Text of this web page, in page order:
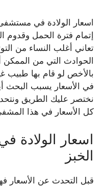
اسعار الولادة في مستشفى
إتمام فترة الحمل وقدوم
تعاني أغلب النساء من
الحوادث التي من
بالأخص لو قام بها طبيب
في الأسعار يسبب البحث
نختصر عليك الطريق
كل الأسعار في هذا
اسعار الولادة
الخبز
قبل التحدث عن الأسعار